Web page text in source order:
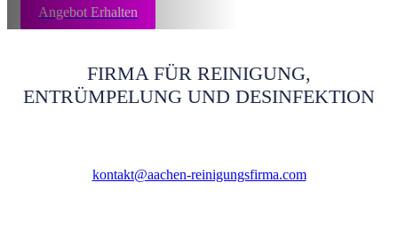
Angebot Erhalten
FIRMA FÜR REINIGUNG,
ENTRÜMPELUNG UND DESINFEKTION
kontakt@aachen-reinigungsfirma.com